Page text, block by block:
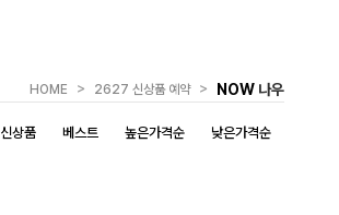
HOME > 2627 신상품 예약 > NOW 나우
신상품 베스트 높은가격순 낮은가격순